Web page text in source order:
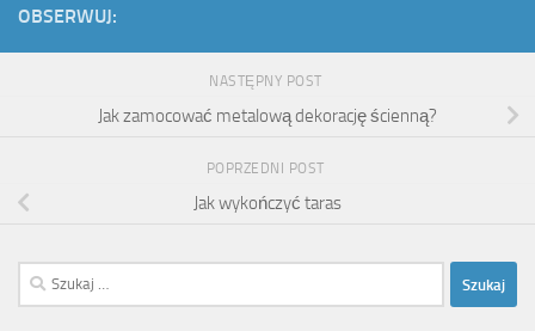
OBSERWUJ:
NASTĘPNY POST
Jak zamocować metalową dekorację ścienną?
POPRZEDNI POST
Jak wykończyć taras
Szukaj: